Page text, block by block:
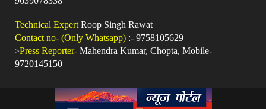
Technical Expert Roop Singh Rawat
Contact no- (Only Whatsapp) :- 9758105629
>Press Reporter- Mahendra Kumar, Chopta, Mobile-
9720145150